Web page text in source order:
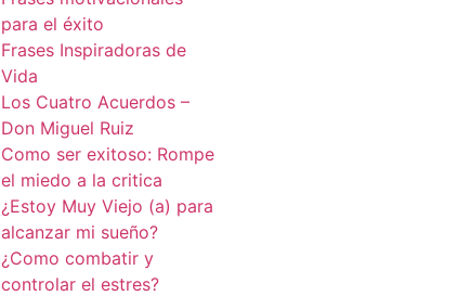
para el éxito
Frases Inspiradoras de
Vida
Los Cuatro Acuerdos –
Don Miguel Ruiz
Como ser exitoso: Rompe
el miedo a la critica
¿Estoy Muy Viejo (a) para
alcanzar mi sueño?
¿Como combatir y
controlar el estres?